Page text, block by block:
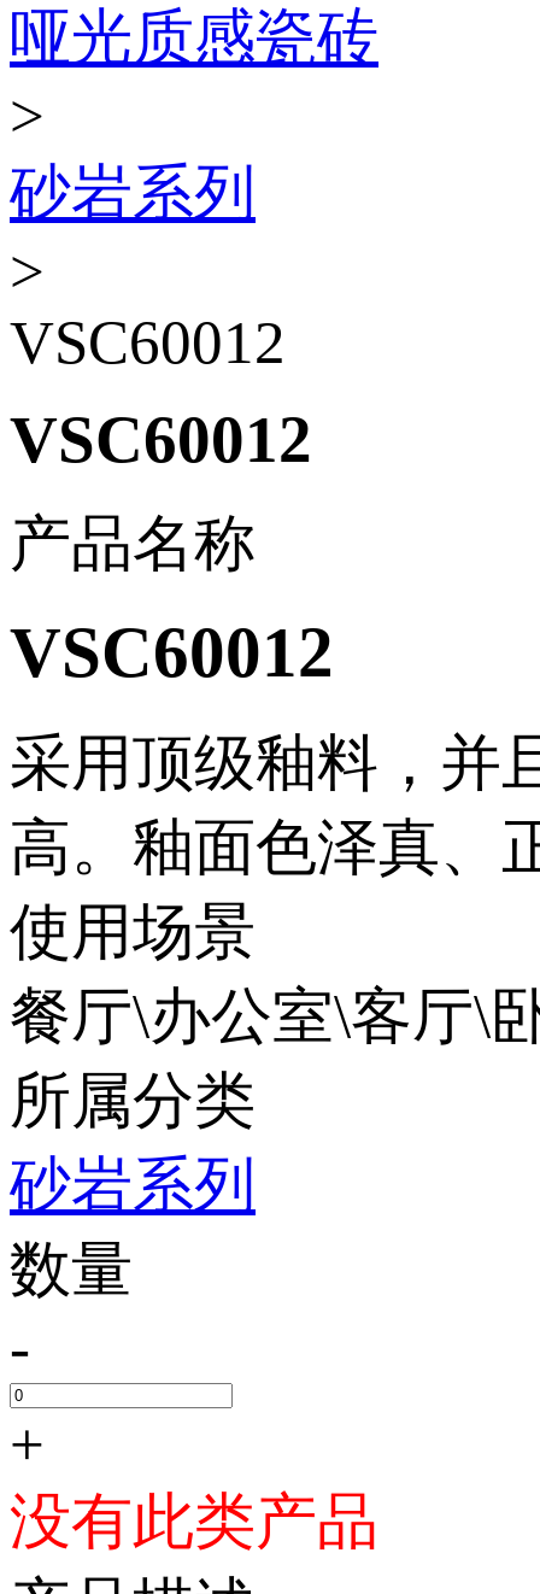
哑光质感瓷砖
>
砂岩系列
>
VSC60012
VSC60012
产品名称
VSC60012
采用顶级釉料，并
高。釉面色泽真
使用场景
餐厅\办公室\客厅\
所属分类
砂岩系列
数量
-
+
没有此类产品